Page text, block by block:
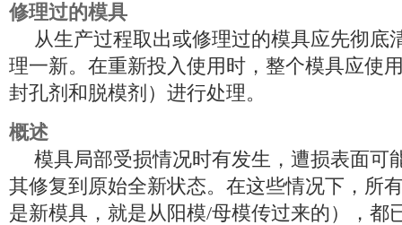
修理过的模具
从生产过程取出或修理过的模具应先彻底
理一新。在重新投入使用时，整个模具应使
封孔剂和脱模剂）进行处理。
概述
模具局部受损情况时有发生，遭损表面可
其修复到原始全新状态。在这些情况下，所
是新模具，就是从阳模/母模传过来的），都